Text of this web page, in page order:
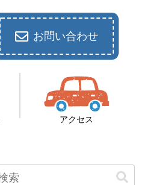
お問い合わせ
アクセス